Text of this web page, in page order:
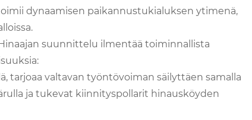
dynaamisen paikannustukialuksen ytimenä,
suunnittelu ilmentää toiminnallista
tarjoaa valtavan työntövoiman säilyttäen samalla
ja tukevat kiinnityspollarit hinausköyden